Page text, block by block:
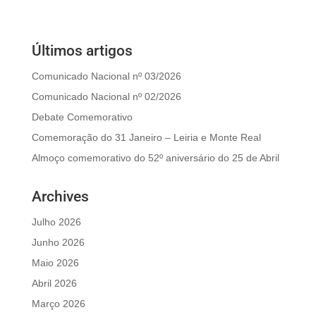
Últimos artigos
Comunicado Nacional nº 03/2026
Comunicado Nacional nº 02/2026
Debate Comemorativo
Comemoração do 31 Janeiro – Leiria e Monte Real
Almoço comemorativo do 52º aniversário do 25 de Abril
Archives
Julho 2026
Junho 2026
Maio 2026
Abril 2026
Março 2026